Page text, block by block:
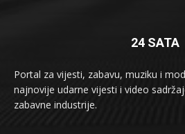
24 SATA
Portal za vijesti, zabavu, muziku i
najnovije udarne vijesti i video
zabavne industrije.